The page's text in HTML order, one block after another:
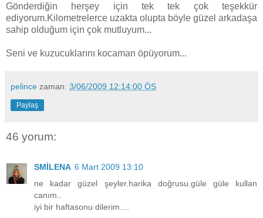
Gönderdiğin herşey için tek tek çok teşekkür
ediyorum.Kilometrelerce uzakta olupta böyle güzel arkadaşa
sahip olduğum için çok mutluyum...
Seni ve kuzucuklarını kocaman öpüyorum...
pelince zaman: 3/06/2009 12:14:00 ÖS
Paylaş
46 yorum:
SMİLENA 6 Mart 2009 13:10
ne kadar güzel şeyler.harika doğrusu.güle güle kullan
canım..
iyi bir haftasonu dilerim....